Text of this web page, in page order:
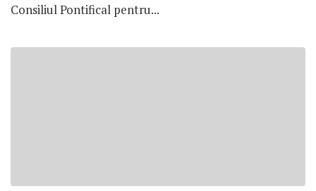
Consiliul Pontifical pentru...